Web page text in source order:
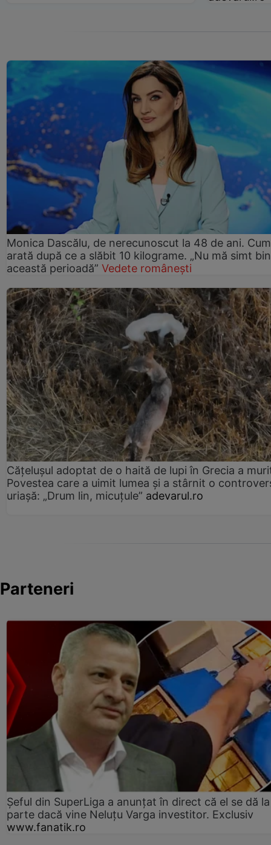
Monica Dascălu, de nerecunoscut la 48 de ani. Cum
arată după ce a slăbit 10 kilograme. „Nu mă simt
această perioadă” Vedete românești
Cățelușul adoptat de o haită de lupi în Grecia a
Povestea care a uimit lumea și a stârnit o
uriașă: „Drum lin, micuțule” adevarul.ro
Parteneri
Șeful din SuperLiga a anunțat în direct că el se dă
parte dacă vine Neluțu Varga investitor. Exclusiv
www.fanatik.ro